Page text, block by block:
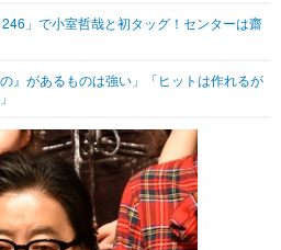
その他
」で小室哲哉と初タッグ！センターは齋
』があるものは強い」「ヒットは作れるが